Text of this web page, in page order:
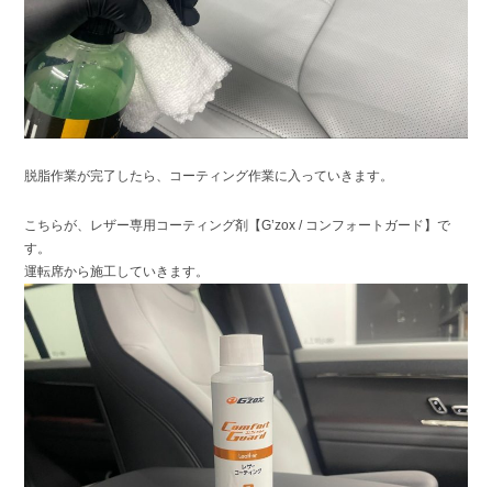
脱脂作業が完了したら、コーティング作業に入っていきます。
こちらが、レザー専用コーティング剤【G’zox / コンフォートガード】で
す。
運転席から施工していきます。